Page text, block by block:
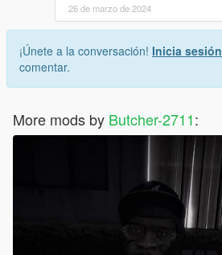
26 de marzo de 2024
¡Únete a la conversación! Inicia sesión
comentar.
More mods by Butcher-2711: